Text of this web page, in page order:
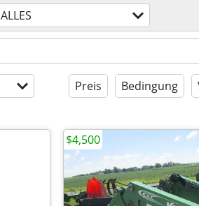
ALLES
Preis Bedingung
$4,500